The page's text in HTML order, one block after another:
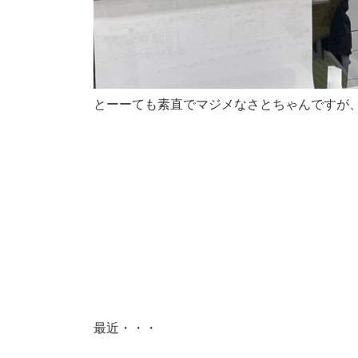
とーーても素直でマジメなさとちゃんですが
最近・・・